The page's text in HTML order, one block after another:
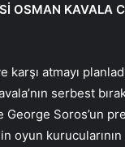
OSMAN KAVALA
karşı atmayı
serbest
George Soros’un
oyun kurucularının